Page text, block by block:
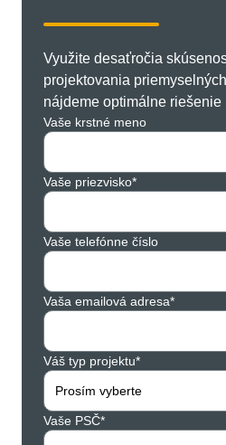
Využite desaťročia
projektovania
nájdeme optimálne
Vaše krstné meno
Vaše priezvisko*
Vaše telefónne číslo
Vaša emailová adresa*
Váš typ projektu*
Prosím vyberte
Vaše PSČ*